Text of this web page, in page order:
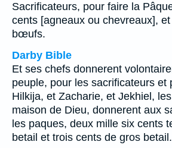
Sacrificateurs, pour faire la
cents [agneaux ou chevreaux],
bœufs.
Darby Bible
Et ses chefs donnerent
peuple, pour les sacrificateurs et
Hilkija, et Zacharie, et Jekhiel,
maison de Dieu, donnerent aux
les paques, deux mille six cents
betail et trois cents de gros betail.